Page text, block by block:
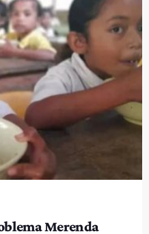
keyboard_arrow_down
Merenda